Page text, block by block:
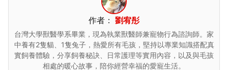
作者： 劉宥彤
台灣大學獸醫學系畢業，現為執業獸醫師兼寵物行為諮詢師。家
中養有2隻貓、1隻兔子，熱愛所有毛孩，堅持以專業知識搭配真
實飼養體驗，分享飼養秘訣、日常護理等實用內容，以及與毛孩
相處的暖心故事，陪你經營幸福的愛寵生活。